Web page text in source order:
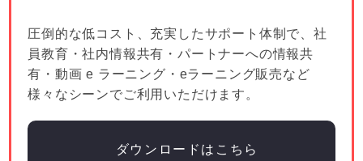
圧倒的な低コスト、充実したサポート体制で、社
員教育・社内情報共有・パートナーへの情報共
有・動画 e ラーニング・eラーニング販売など
様々なシーンでご利⽤いただけます。
ダウンロードはこちら